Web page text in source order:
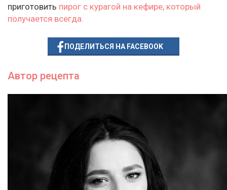
приготовить пирог с курагой на кефире, который
получается всегда.
ПОДЕЛИТЬСЯ НА FACEBOOK
Автор рецепта